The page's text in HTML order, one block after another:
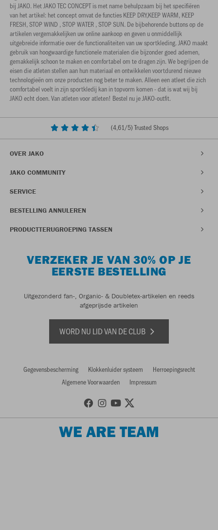
bij JAKO. Het JAKO TEC CONCEPT is met name behulpzaam bij het specifiëren
van het artikel: het concept omvat de functies KEEP DRY,KEEP WARM, KEEP
FRESH, STOP WIND , STOP WATER , STOP SUN. De bijbehorende buttons op de
artikelen vergemakkelijken uw online aankoop en geven u onmiddellijk
uitgebreide informatie over de functionaliteiten van uw sportkleding. JAKO maakt
gebruik van hoogwaardige functionele materialen die bijzonder goed ademen,
gemakkelijk schoon te maken en comfortabel om te dragen zijn. We begrijpen de
eisen die atleten stellen aan hun materiaal en ontwikkelen voortdurend nieuwe
technologieën om onze producten nog beter te maken. Alleen een atleet die zich
comfortabel voelt in zijn sportkledij kan in topvorm komen - dat is wat wij bij
JAKO echt doen. Van atleten voor atleten! Bestel nu je JAKO-outfit.
(4,61/5) Trusted Shops
OVER JAKO
JAKO COMMUNITY
SERVICE
BESTELLING ANNULEREN
PRODUCTTERUGROEPING TASSEN
VERZEKER JE VAN 30% OP JE
EERSTE BESTELLING
Uitgezonderd fan-, Organic- & Doubletex-artikelen en reeds
afgeprijsde artikelen
WORD NU LID VAN DE CLUB
Gegevensbescherming Klokkenluider systeem
Herroepingsrecht
Algemene Voorwaarden
Impressum
WE ARE TEAM